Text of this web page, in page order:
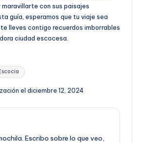
con sus paisajes
guía, esperamos que tu viaje sea
lleves contigo recuerdos imborrables
ciudad escocesa.
el diciembre 12, 2024
Escribo sobre lo que veo,